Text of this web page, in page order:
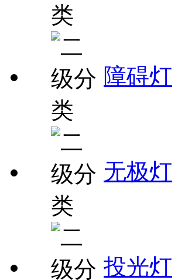
障碍灯
无极灯
投光灯